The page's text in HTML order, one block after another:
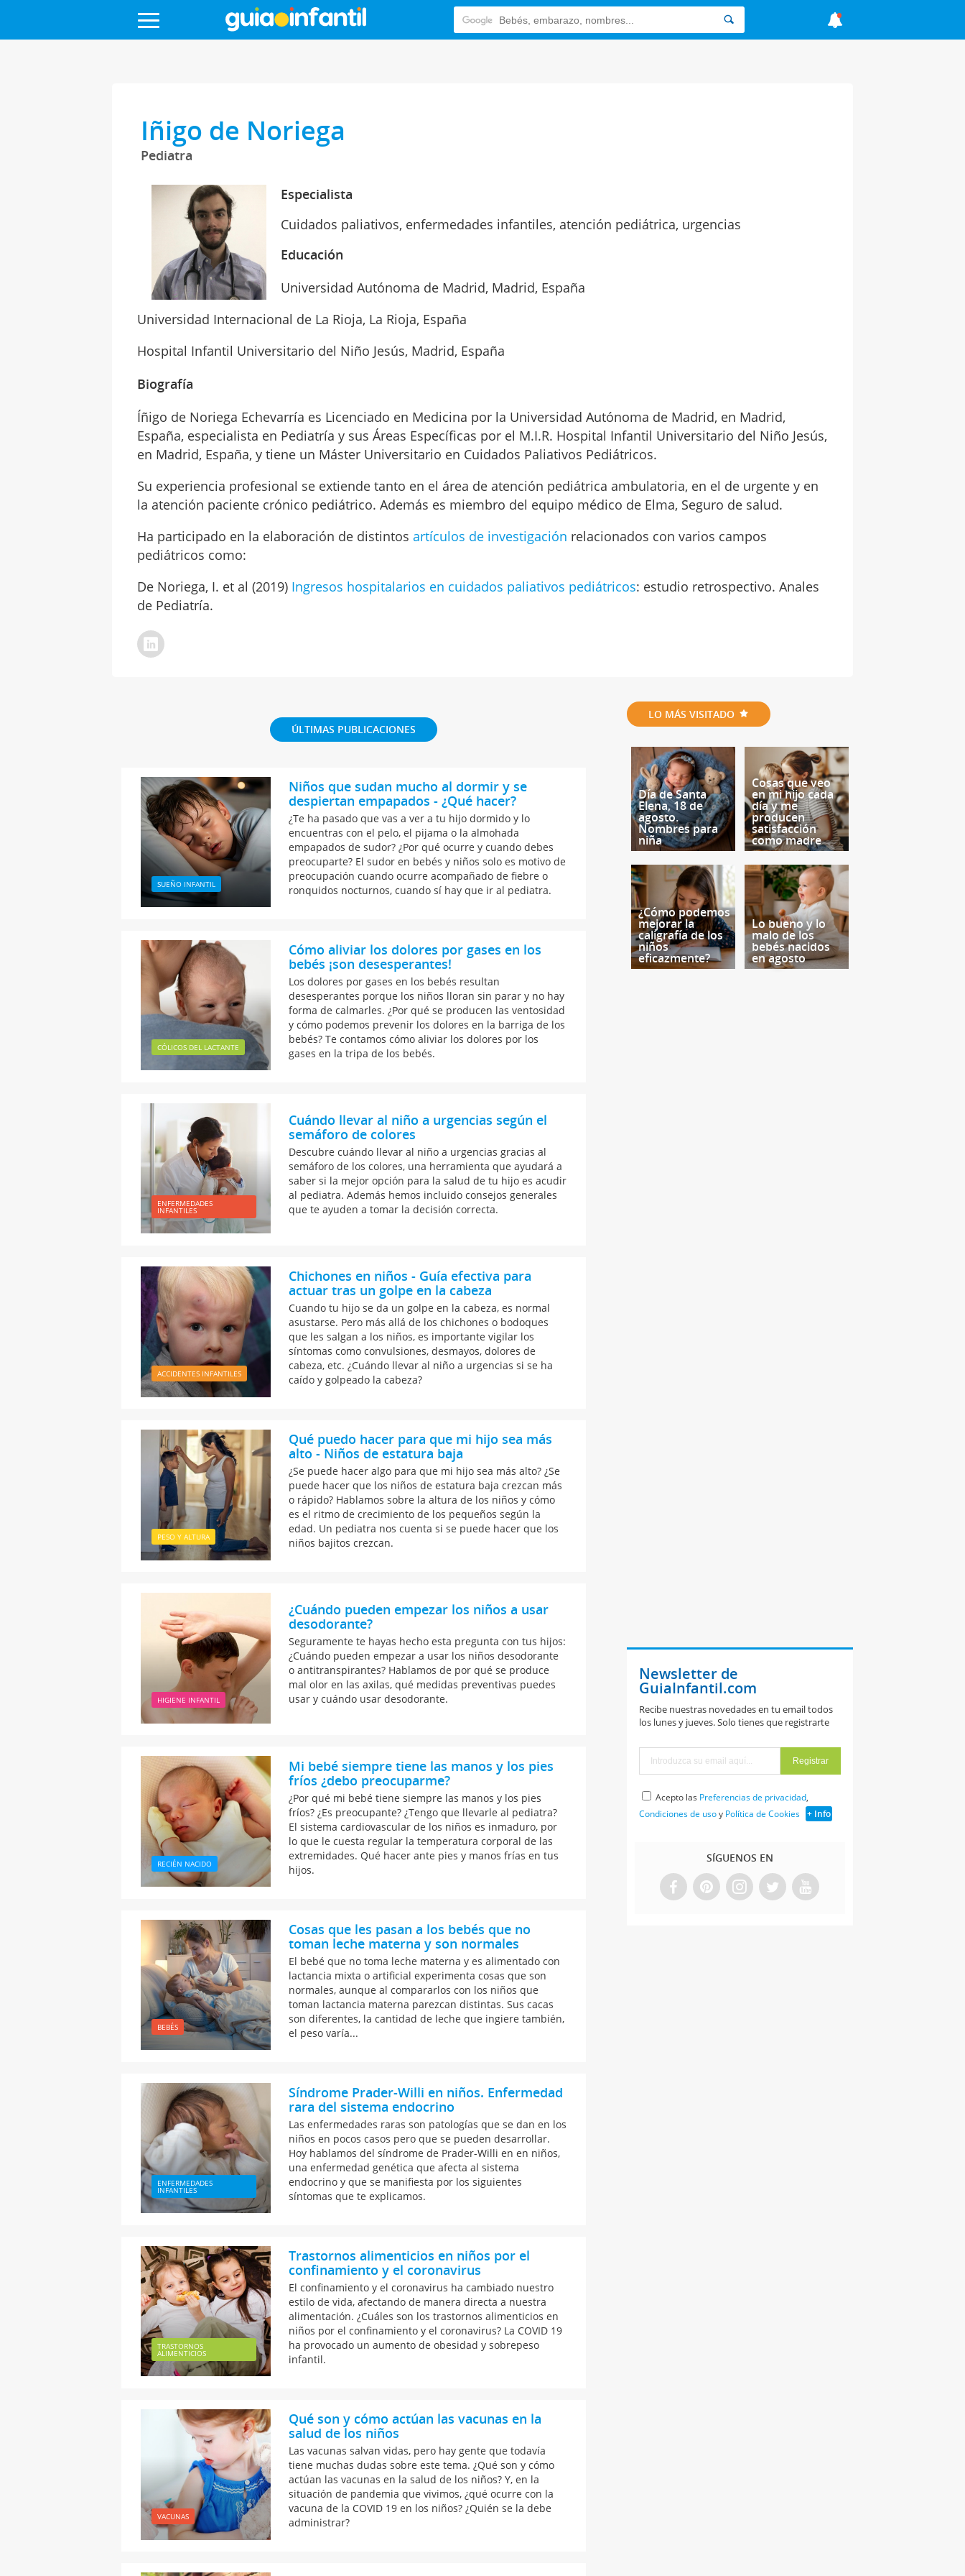
Iñigo de Noriega
Pediatra
Especialista
Cuidados paliativos, enfermedades infantiles, atención pediátrica, urgencias
Educación
Universidad Autónoma de Madrid, Madrid, España
Universidad Internacional de La Rioja, La Rioja, España
Hospital Infantil Universitario del Niño Jesús, Madrid, España
Biografía
Íñigo de Noriega Echevarría es Licenciado en Medicina por la Universidad Autónoma de Madrid, en Madrid,
España, especialista en Pediatría y sus Áreas Específicas por el M.I.R. Hospital Infantil Universitario del Niño Jesús,
en Madrid, España, y tiene un Máster Universitario en Cuidados Paliativos Pediátricos.
Su experiencia profesional se extiende tanto en el área de atención pediátrica ambulatoria, en el de urgente y en
la atención paciente crónico pediátrico. Además es miembro del equipo médico de Elma, Seguro de salud.
Ha participado en la elaboración de distintos artículos de investigación relacionados con varios campos
pediátricos como:
De Noriega, I. et al (2019) Ingresos hospitalarios en cuidados paliativos pediátricos: estudio retrospectivo. Anales
de Pediatría.
ÚLTIMAS PUBLICACIONES
SUEÑO INFANTIL
Niños que sudan mucho al dormir y se
despiertan empapados - ¿Qué hacer?
¿Te ha pasado que vas a ver a tu hijo dormido y lo
encuentras con el pelo, el pijama o la almohada
empapados de sudor? ¿Por qué ocurre y cuando debes
preocuparte? El sudor en bebés y niños solo es motivo de
preocupación cuando ocurre acompañado de fiebre o
ronquidos nocturnos, cuando sí hay que ir al pediatra.
CÓLICOS DEL LACTANTE
Cómo aliviar los dolores por gases en los
bebés ¡son desesperantes!
Los dolores por gases en los bebés resultan
desesperantes porque los niños lloran sin parar y no hay
forma de calmarles. ¿Por qué se producen las ventosidad
y cómo podemos prevenir los dolores en la barriga de los
bebés? Te contamos cómo aliviar los dolores por los
gases en la tripa de los bebés.
ENFERMEDADES
INFANTILES
Cuándo llevar al niño a urgencias según el
semáforo de colores
Descubre cuándo llevar al niño a urgencias gracias al
semáforo de los colores, una herramienta que ayudará a
saber si la mejor opción para la salud de tu hijo es acudir
al pediatra. Además hemos incluido consejos generales
que te ayuden a tomar la decisión correcta.
ACCIDENTES INFANTILES
Chichones en niños - Guía efectiva para
actuar tras un golpe en la cabeza
Cuando tu hijo se da un golpe en la cabeza, es normal
asustarse. Pero más allá de los chichones o bodoques
que les salgan a los niños, es importante vigilar los
síntomas como convulsiones, desmayos, dolores de
cabeza, etc. ¿Cuándo llevar al niño a urgencias si se ha
caído y golpeado la cabeza?
PESO Y ALTURA
Qué puedo hacer para que mi hijo sea más
alto - Niños de estatura baja
¿Se puede hacer algo para que mi hijo sea más alto? ¿Se
puede hacer que los niños de estatura baja crezcan más
o rápido? Hablamos sobre la altura de los niños y cómo
es el ritmo de crecimiento de los pequeños según la
edad. Un pediatra nos cuenta si se puede hacer que los
niños bajitos crezcan.
HIGIENE INFANTIL
¿Cuándo pueden empezar los niños a usar
desodorante?
Seguramente te hayas hecho esta pregunta con tus hijos:
¿Cuándo pueden empezar a usar los niños desodorante
o antitranspirantes? Hablamos de por qué se produce
mal olor en las axilas, qué medidas preventivas puedes
usar y cuándo usar desodorante.
RECIÉN NACIDO
Mi bebé siempre tiene las manos y los pies
fríos ¿debo preocuparme?
¿Por qué mi bebé tiene siempre las manos y los pies
fríos? ¿Es preocupante? ¿Tengo que llevarle al pediatra?
El sistema cardiovascular de los niños es inmaduro, por
lo que le cuesta regular la temperatura corporal de las
extremidades. Qué hacer ante pies y manos frías en tus
hijos.
BEBÉS
Cosas que les pasan a los bebés que no
toman leche materna y son normales
El bebé que no toma leche materna y es alimentado con
lactancia mixta o artificial experimenta cosas que son
normales, aunque al compararlos con los niños que
toman lactancia materna parezcan distintas. Sus cacas
son diferentes, la cantidad de leche que ingiere también,
el peso varía...
ENFERMEDADES
INFANTILES
Síndrome Prader-Willi en niños. Enfermedad
rara del sistema endocrino
Las enfermedades raras son patologías que se dan en los
niños en pocos casos pero que se pueden desarrollar.
Hoy hablamos del síndrome de Prader-Willi en en niños,
una enfermedad genética que afecta al sistema
endocrino y que se manifiesta por los siguientes
síntomas que te explicamos.
TRASTORNOS
ALIMENTICIOS
Trastornos alimenticios en niños por el
confinamiento y el coronavirus
El confinamiento y el coronavirus ha cambiado nuestro
estilo de vida, afectando de manera directa a nuestra
alimentación. ¿Cuáles son los trastornos alimenticios en
niños por el confinamiento y el coronavirus? La COVID 19
ha provocado un aumento de obesidad y sobrepeso
infantil.
VACUNAS
Qué son y cómo actúan las vacunas en la
salud de los niños
Las vacunas salvan vidas, pero hay gente que todavía
tiene muchas dudas sobre este tema. ¿Qué son y cómo
actúan las vacunas en la salud de los niños? Y, en la
situación de pandemia que vivimos, ¿qué ocurre con la
vacuna de la COVID 19 en los niños? ¿Quién se la debe
administrar?
LO MÁS VISITADO
Día de Santa
Elena, 18 de
agosto.
Nombres para
niña
Cosas que veo
en mi hijo cada
día y me
producen
satisfacción
como madre
¿Cómo podemos
mejorar la
caligrafía de los
niños
eficazmente?
Lo bueno y lo
malo de los
bebés nacidos
en agosto
Newsletter de
GuiaInfantil.com
Recibe nuestras novedades en tu email todos
los lunes y jueves. Solo tienes que registrarte
Acepto las Preferencias de privacidad,
Condiciones de usoy Política de Cookies + Info
SÍGUENOS EN